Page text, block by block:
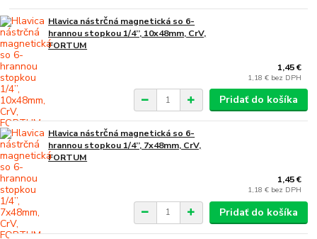
Hlavica nástrčná magnetická so 6-
hrannou stopkou 1/4’’, 10x48mm, CrV,
FORTUM
1,45 €
1,18 € bez DPH
Pridať do košíka
Hlavica nástrčná magnetická so 6-
hrannou stopkou 1/4’’, 7x48mm, CrV,
FORTUM
1,45 €
1,18 € bez DPH
Pridať do košíka